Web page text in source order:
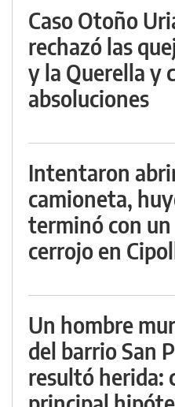
Caso Otoño
rechazó las
y la Querella y
absoluciones
Intentaron
camioneta,
terminó con
cerrojo en
Un hombre
del barrio San
resultó herida: